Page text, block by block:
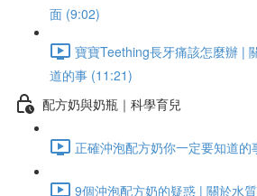
面 (9:02)
寶寶Teething長牙痛該怎麼辦 |
道的事 (11:21)
配方奶與奶瓶｜科學育兒
正確沖泡配方奶你一定要知道的
9個沖泡配方奶的疑惑 | 關於水